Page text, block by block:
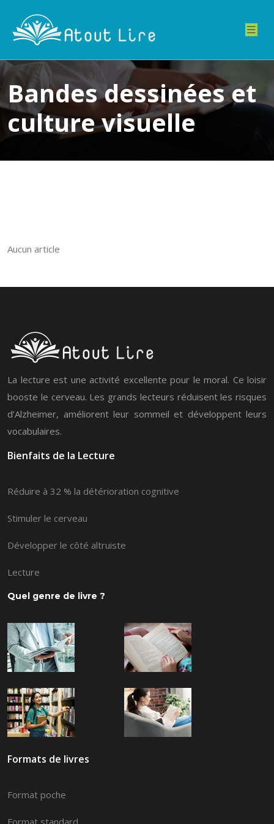
Bandes dessinées et
culture visuelle
Aucun article
La lecture est une activité excellente pour le moral. Ce loisir
booste le cerveau. Les grands lecteurs réduisent les risques
d’Alzheimer, améliorent leur sommeil et développent leurs
vocabulaires.
Bienfaits de la Lecture
Réduire à 32 % la détérioration cognitive
Stimuler le cerveau
Développer le côté altruiste
Lecture
Quel genre de livre ?
Formats de livres
Format poche
Format standard